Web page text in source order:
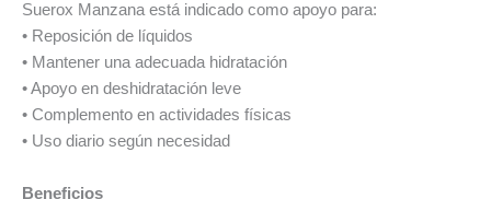
Suerox Manzana está indicado como apoyo para:
• Reposición de líquidos
• Mantener una adecuada hidratación
• Apoyo en deshidratación leve
• Complemento en actividades físicas
• Uso diario según necesidad
Beneficios